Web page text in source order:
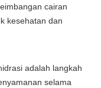
cairan
kesehatan dan
adalah langkah
selama